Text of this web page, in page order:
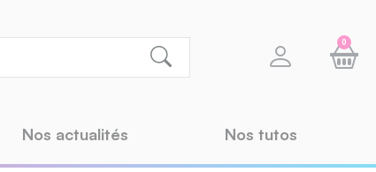
0
Nos actualités Nos tutos